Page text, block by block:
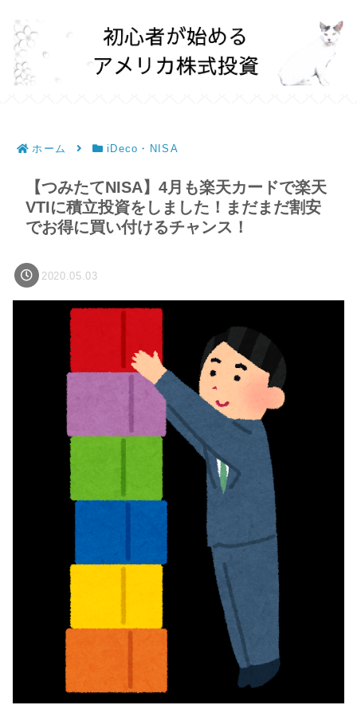
ホーム iDeco・NISA
【つみたてNISA】4月も楽天カードで楽天
VTIに積立投資をしました！まだまだ割安
でお得に買い付けるチャンス！
2020.05.03